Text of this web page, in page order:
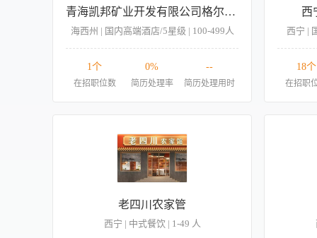
青海凯邦矿业开发有限公司格尔木凯邦酒店
海西州 | 国内高端酒店/5星级 | 100-499人
1个
在招职位数
0%
简历处理率
--
简历处理用时
西
西宁 |
18个
在招职
老四川农家管
西宁 | 中式餐饮 | 1-49 人